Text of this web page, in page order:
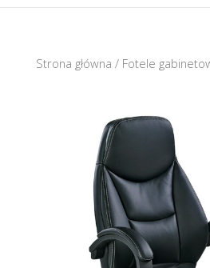
Strona główna / Fotele